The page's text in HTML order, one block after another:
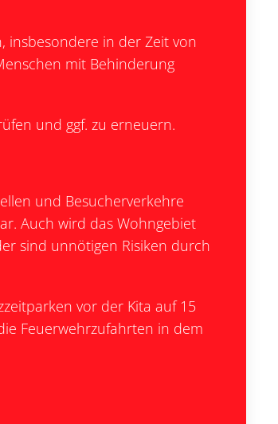
insbesondere in der Zeit von
mit Behinderung
und ggf. zu erneuern.
und Besucherverkehre
Auch wird das Wohngebiet
sind unnötigen Risiken durch
vor der Kita auf 15
Feuerwehrzufahrten in dem